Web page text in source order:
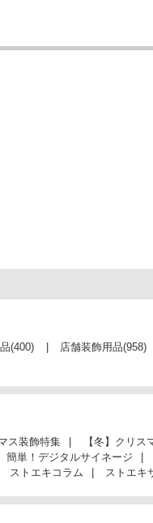
(400) 店舗装飾用品(958)
ス装飾特集
【冬】クリス
簡単！デジタルサイネージ
ストエキコラム ストエキ